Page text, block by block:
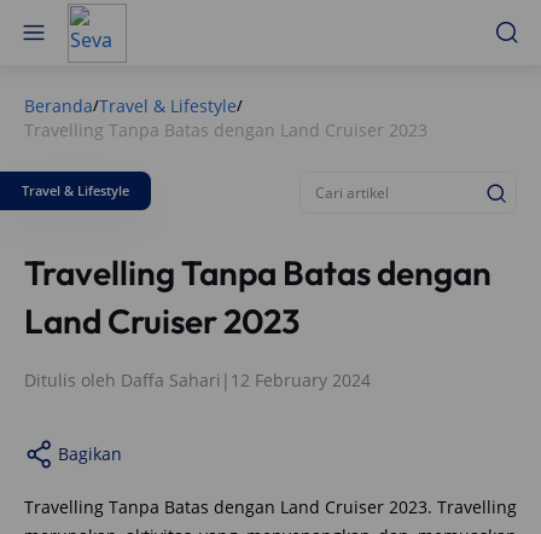
Beranda/Travel & Lifestyle/
Travelling Tanpa Batas dengan Land Cruiser 2023
Travel & Lifestyle
Travelling Tanpa Batas dengan
Land Cruiser 2023
Ditulis oleh Daffa Sahari | 12 February 2024
Bagikan
Travelling Tanpa Batas dengan Land Cruiser 2023. Travelling